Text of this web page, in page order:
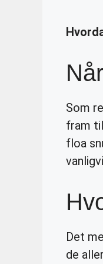
Som
fram
floa
Det
de